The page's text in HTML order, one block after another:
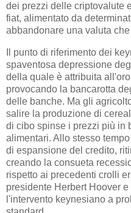
dei prezzi delle criptovalute
fiat, alimentato da
abbandonare una valuta
Il punto di riferimento dei
spaventosa depressione
della quale è attribuita
provocando la bancarotta
delle banche. Ma gli
salire la produzione di
di cibo spinse i prezzi più in
alimentari. Allo stesso
di espansione del credito,
creando la consueta
rispetto ai precedenti crolli
presidente Herbert Hoover
l'intervento keynesiano a